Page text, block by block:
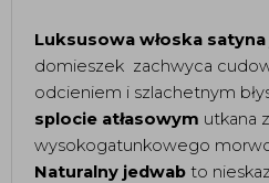
Luksusowa włoska
domieszek zachwyca
odcieniem i szlachetnym
splocie atłasowym utkana
wysokogatunkowego
Naturalny jedwab to